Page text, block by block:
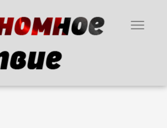
Toggle